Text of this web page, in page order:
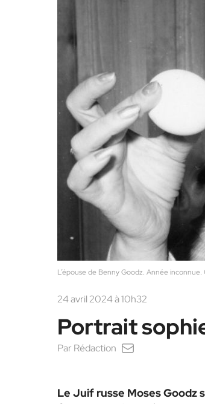
L’épouse de Benny Goodz. Année
24 avril 2024 à 10h32
Portrait
Par Rédaction
Le Juif russe Moses Goodz